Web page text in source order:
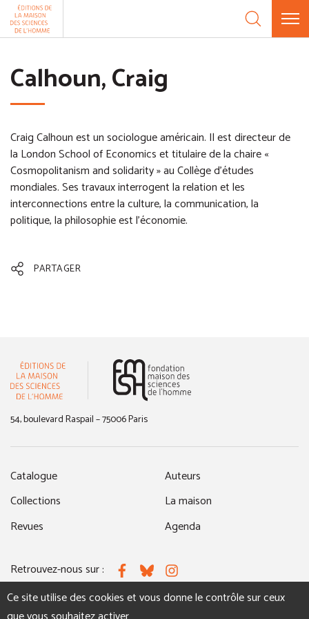
Aller au contenu
Calhoun, Craig
Craig Calhoun est un sociologue américain. Il est directeur de
la London School of Economics et titulaire de la chaire «
Cosmopolitanism and solidarity » au Collège d'études
mondiales. Ses travaux interrogent la relation et les
interconnections entre la culture, la communication, la
politique, la philosophie est l’économie.
PARTAGER
54, boulevard Raspail – 75006 Paris
Catalogue
Collections
Revues
Auteurs
La maison
Agenda
Retrouvez-nous sur : FacebookBlueskyInstagram
Panneau de gestion des cookies
Ce site utilise des cookies et vous donne le contrôle sur ceux